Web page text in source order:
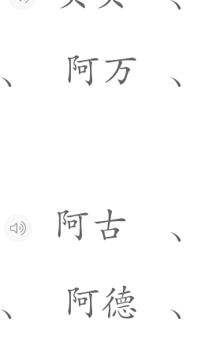
、 阿万
、
阿古
、
、 阿德
、